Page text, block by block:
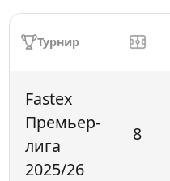
Турнир
Fastex
Премьер-
лига
2025/26
8